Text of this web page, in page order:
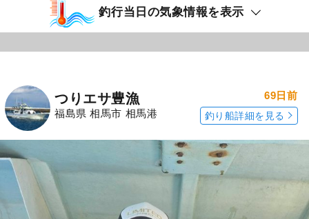
釣行当日の気象情報を表示
つりエサ豊漁
福島県 相馬市 相馬港
69日前
釣り船詳細を見る